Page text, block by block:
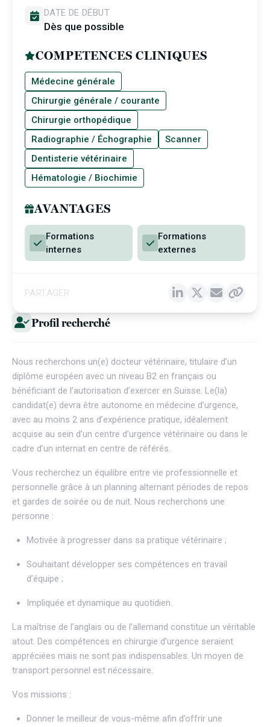
Profil recherché
Nous recherchons un(e) docteur vétérinaire, titulaire d’un
diplôme européen avec un niveau B2 en français ou
bénéficiant de l’autorisation d’exercer en Suisse. Le(la)
candidat(e) devra être autonome en médecine d’urgence,
avec au moins 2 ans d’expérience pratique, idéalement
acquise au sein d’un centre d’urgence vétérinaire ou dans le
cadre d’un internat en centre de référés.
Vous recherchez un équilibre entre vie professionnelle et
personnelle grâce à un planning alternant périodes de repos
et gardes de soirée ou de nuit. Nous recherchons une
personne :
Motivée à progresser dans sa pratique vétérinaire ;
Souhaitant développer ses compétences en travail
d’équipe ;
Impliquée et dynamique au quotidien.
La maîtrise de l’anglais ou de l’allemand constitue un véritable
atout. Des compétences en chirurgie d’urgence seraient
appréciées mais ne sont pas indispensables. Un moyen de
transport personnel est nécessaire.
Vos missions :
Donner le meilleur de vous-même afin d’offrir une
DATE DE DÉBUT
Dès que possible
COMPETENCES CLINIQUES
Médecine générale
Chirurgie générale / courante
Chirurgie orthopédique
Radiographie / Échographie
Scanner
Dentisterie vétérinaire
Hématologie / Biochimie
AVANTAGES
Formations
internes
Formations
externes
PARTAGER